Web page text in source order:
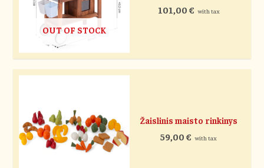
OUT OF STOCK
101,00 € with tax
Žaislinis maisto rinkinys
59,00€ with tax